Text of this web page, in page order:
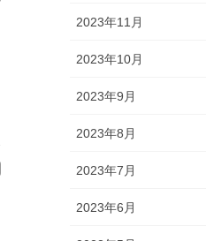
2023年11月
2023年10月
2023年9月
2023年8月
2023年7月
2023年6月